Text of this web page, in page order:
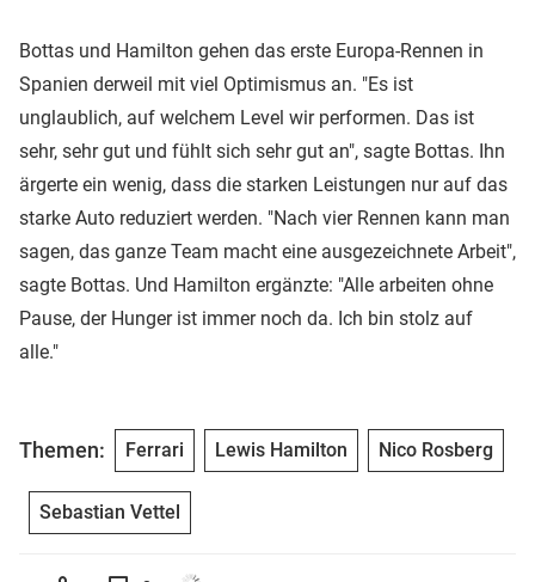
Bottas und Hamilton gehen das erste Europa-Rennen in
Spanien derweil mit viel Optimismus an. "Es ist
unglaublich, auf welchem Level wir performen. Das ist
sehr, sehr gut und fühlt sich sehr gut an", sagte Bottas. Ihn
ärgerte ein wenig, dass die starken Leistungen nur auf das
starke Auto reduziert werden. "Nach vier Rennen kann man
sagen, das ganze Team macht eine ausgezeichnete Arbeit",
sagte Bottas. Und Hamilton ergänzte: "Alle arbeiten ohne
Pause, der Hunger ist immer noch da. Ich bin stolz auf
alle."
Themen: Ferrari Lewis Hamilton Nico Rosberg
Sebastian Vettel